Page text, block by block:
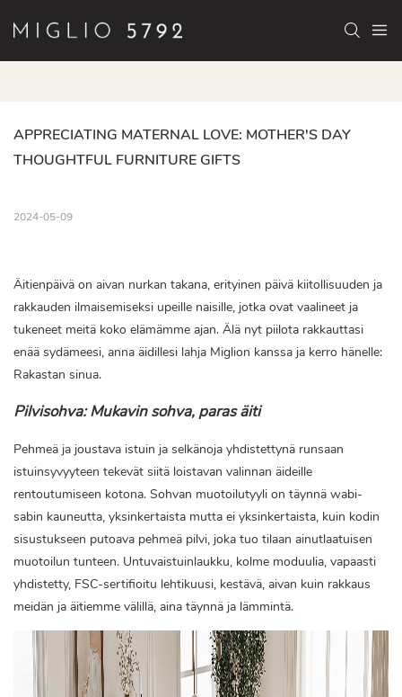
APPRECIATING MATERNAL LOVE: MOTHER'S DAY
THOUGHTFUL FURNITURE GIFTS
2024-05-09
Äitienpäivä on aivan nurkan takana, erityinen päivä kiitollisuuden ja
rakkauden ilmaisemiseksi upeille naisille, jotka ovat vaalineet ja
tukeneet meitä koko elämämme ajan. Älä nyt piilota rakkauttasi
enää sydämeesi, anna äidillesi lahja Miglion kanssa ja kerro hänelle:
Rakastan sinua.
Pilvisohva: Mukavin sohva, paras äiti
Pehmeä ja joustava istuin ja selkänoja yhdistettynä runsaan
istuinsyvyyteen tekevät siitä loistavan valinnan äideille
rentoutumiseen kotona. Sohvan muotoilutyyli on täynnä wabi-
sabin kauneutta, yksinkertaista mutta ei yksinkertaista, kuin kodin
sisustukseen putoava pehmeä pilvi, joka tuo tilaan ainutlaatuisen
muotoilun tunteen. Untuvaistuinlaukku, kolme moduulia, vapaasti
yhdistetty, FSC-sertifioitu lehtikuusi, kestävä, aivan kuin rakkaus
meidän ja äitiemme välillä, aina täynnä ja lämmintä.